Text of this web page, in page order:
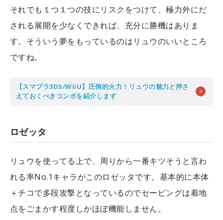
それでも１つ１つの技にリスクをつけて、極力外にだ
される展開を少なくできれば、充分に勝機はありま
す。そういう夢をもっているのはリュウのいいところ
ですね。
【スマブラ3DS/WiiU】圧倒的火力！リュウの魅力と押さ
えておくべきコンボを紹介します
ロゼッタ
リュウを使ってる上で、周りから一番キツそうと言わ
れる率No.1キャラがこのロゼッタです。基本的に本体
＋チコで多段攻撃となっているのでセービングは着地
点をごまかす程度しかほぼ機能しません。